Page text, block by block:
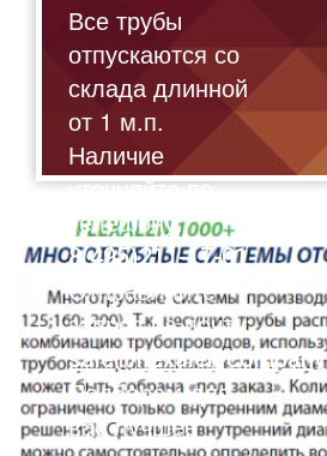
Все трубы
отпускаются со
склада длинной
от 1 м.п.
Наличие
уточняйте по
телефону:
8(495)211-17-01
Отправляйте
запрос на почту:
sale@flexalen.company
Подберем для
вас лучшее